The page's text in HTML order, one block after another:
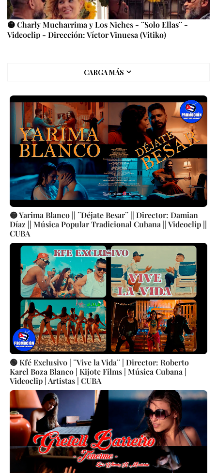
🟡 Charly Mucharrima y Los Niches - ¨Solo Ellas¨ -
Videoclip - Dirección: Víctor Vinuesa (Vitiko)
CARGA MÁS
🟡 Yarima Blanco || ¨Déjate Besar¨ || Director: Damian
Díaz || Música Popular Tradicional Cubana || Videoclip ||
CUBA
🟢 Kfé Exclusivo | ¨Vive la Vida¨ | Director: Roberto
Karel Boza Blanco | Kijote Films | Música Cubana |
Videoclip | Artistas | CUBA